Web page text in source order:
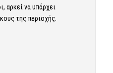
αρκεί να υπάρχει
της περιοχής.